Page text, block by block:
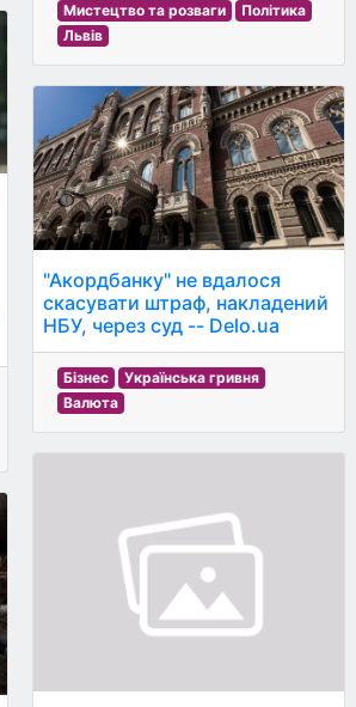
Мистецтво та розваги
Політика
Львів
"Акордбанку" не вдалося
скасувати штраф, накладений
НБУ, через суд -- Delo.ua
Бізнес
Українська гривня
Валюта